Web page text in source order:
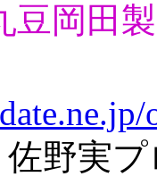
豆岡田製
デュ